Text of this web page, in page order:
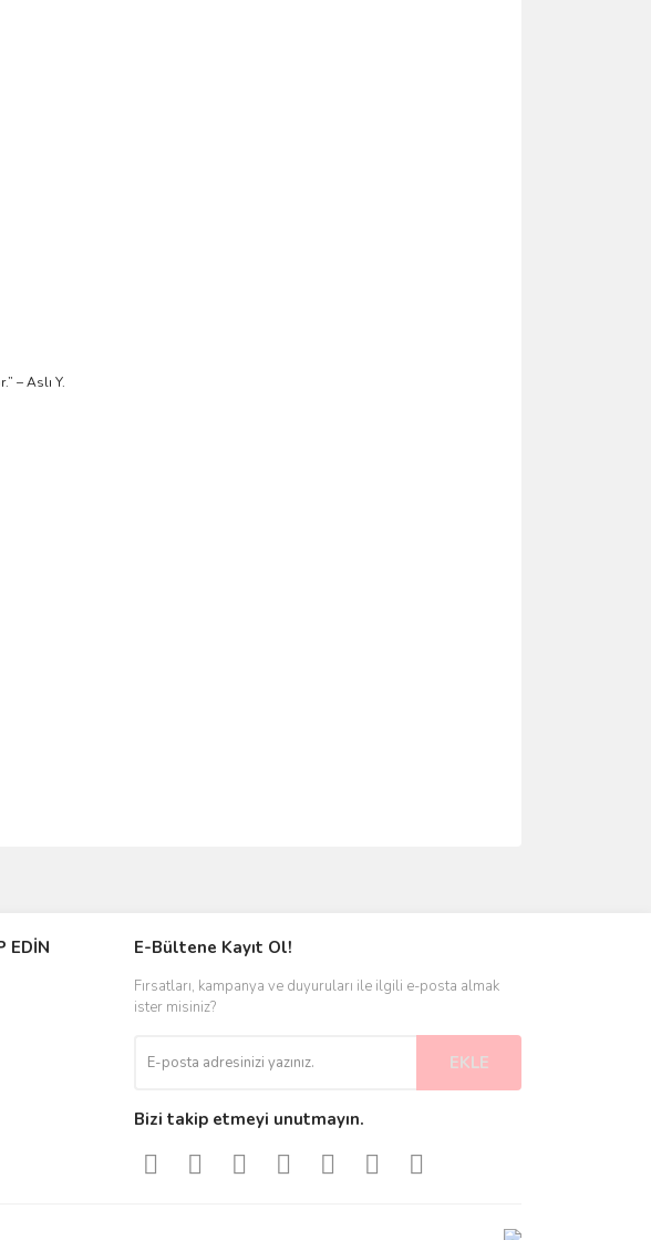
– Aslı Y.
EDİN E-Bültene Kayıt Ol!
Fırsatları, kampanya ve duyuruları ile ilgili e-posta almak
ister misiniz?
EKLE
Bizi takip etmeyi unutmayın.